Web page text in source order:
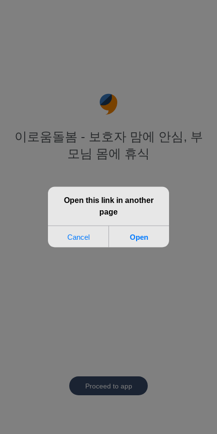
이로움돌봄 - 보호자 맘에 안심, 부
모님 몸에 휴식
Proceed to app